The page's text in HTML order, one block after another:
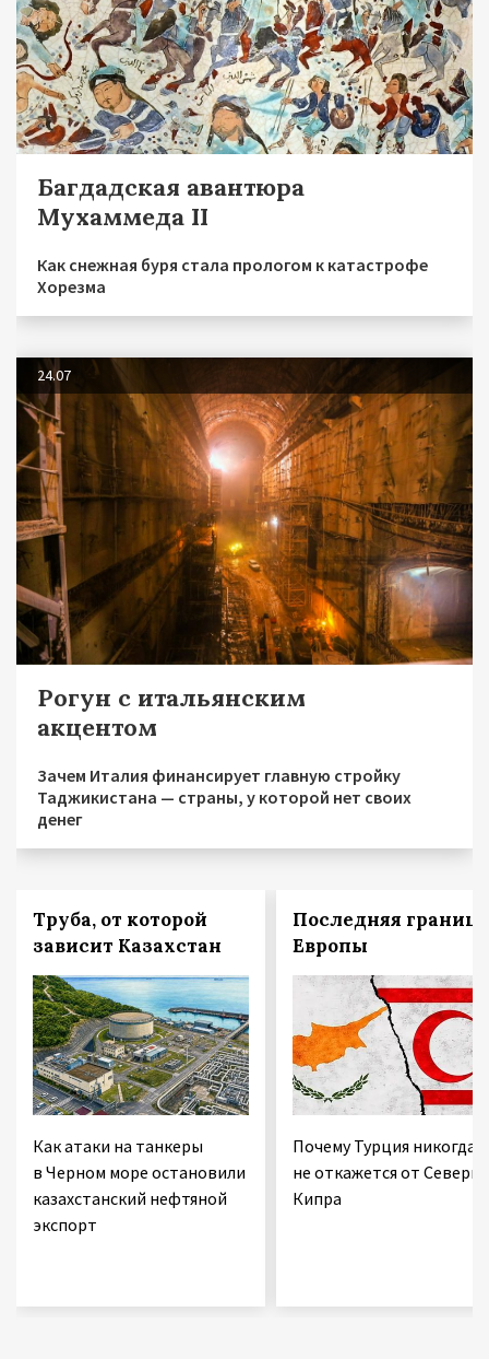
Багдадская авантюра
Мухаммеда II
Как снежная буря стала прологом к катастрофе
Хорезма
24.07
Рогун с итальянским
акцентом
Зачем Италия финансирует главную стройку
Таджикистана — страны, у которой нет своих
денег
Труба, от которой
зависит Казахстан
Как атаки на танкеры
в Черном море остановили
казахстанский нефтяной
экспорт
Последняя граница
Европы
Почему Турция никогда
не откажется от
Кипра